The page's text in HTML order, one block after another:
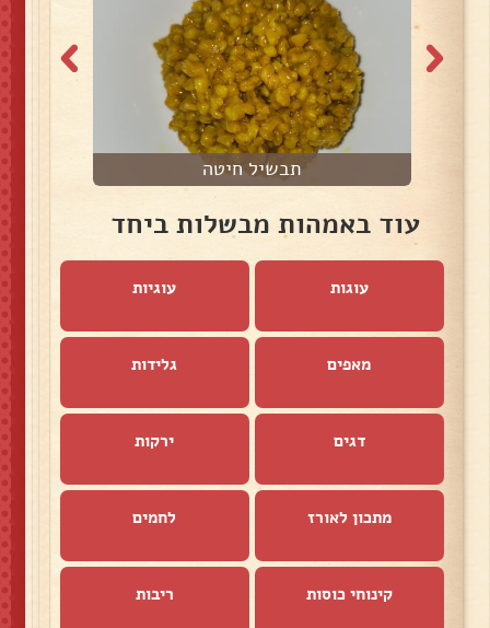
תבשיל חיטה
עוד באמהות מבשלות ביחד
עוגות עוגיות
מאפים גלידות
דגים ירקות
מתכון לאורז לחמים
קינוחי כוסות ריבות